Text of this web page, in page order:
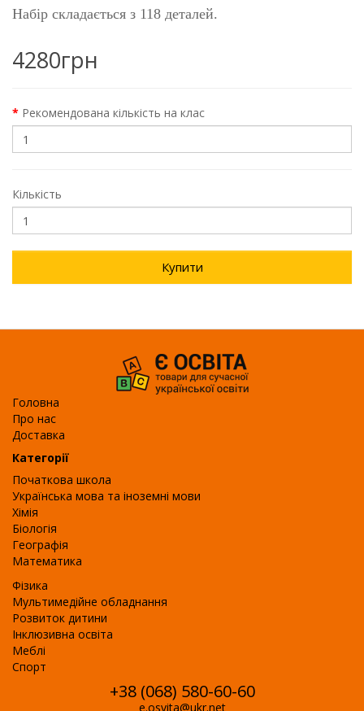
Набір складається з 118 деталей.
4280грн
Рекомендована кількість на клас
Кількість
Купити
Головна
Про нас
Доставка
Категорії
Початкова школа
Українська мова та іноземні мови
Хімія
Біологія
Географія
Математика
Фізика
Мультимедійне обладнання
Розвиток дитини
Інклюзивна освіта
Меблі
Спорт
+38 (068) 580-60-60
e.osvita@ukr.net